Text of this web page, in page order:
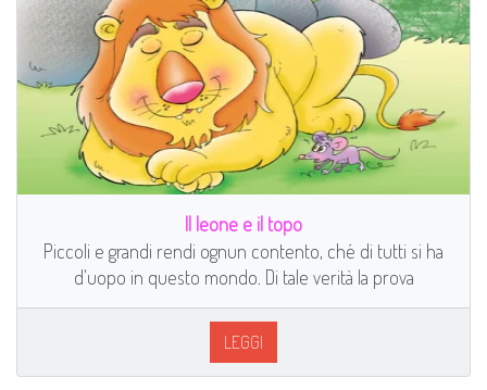
Il leone e il topo
Piccoli e grandi rendi ognun contento, ché di tutti si ha
d'uopo in questo mondo. Di tale verità la prova
LEGGI